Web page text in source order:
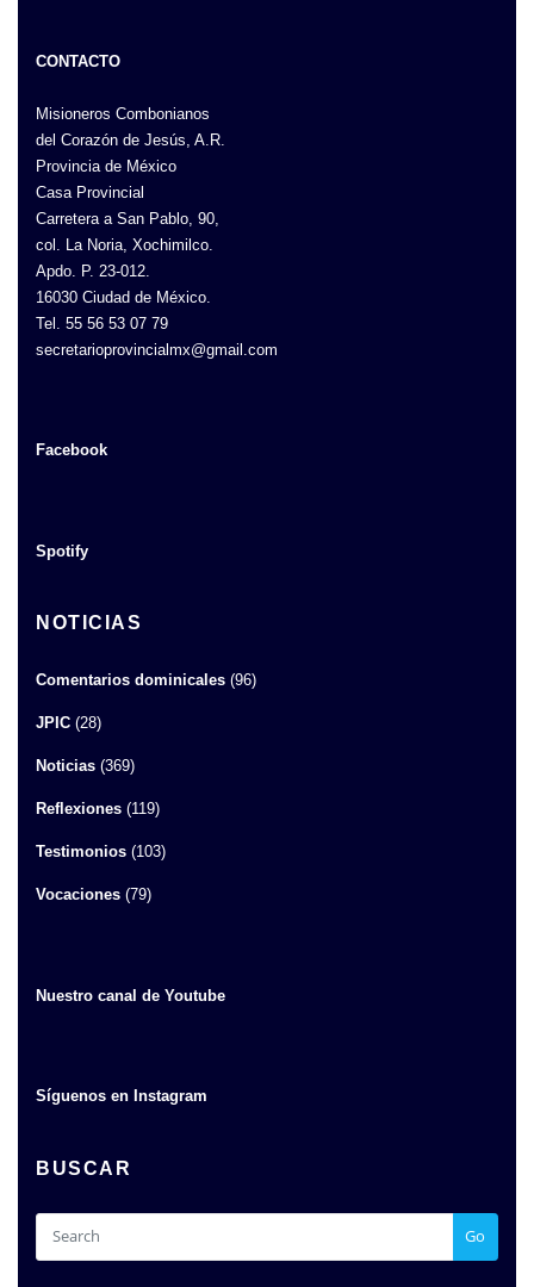
CONTACTO
Misioneros Combonianos
del Corazón de Jesús, A.R.
Provincia de México
Casa Provincial
Carretera a San Pablo, 90,
col. La Noria, Xochimilco.
Apdo. P. 23-012.
16030 Ciudad de México.
Tel. 55 56 53 07 79
secretarioprovincialmx@gmail.com
Facebook
Spotify
NOTICIAS
Comentarios dominicales (96)
JPIC (28)
Noticias (369)
Reflexiones (119)
Testimonios (103)
Vocaciones (79)
Nuestro canal de Youtube
Síguenos en Instagram
BUSCAR
Go